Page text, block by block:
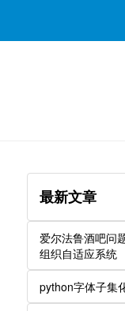
最新文章
爱尔法鲁酒吧问
组织自适应系统
python字体子集